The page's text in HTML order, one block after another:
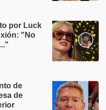
por Luck
"No
de
de